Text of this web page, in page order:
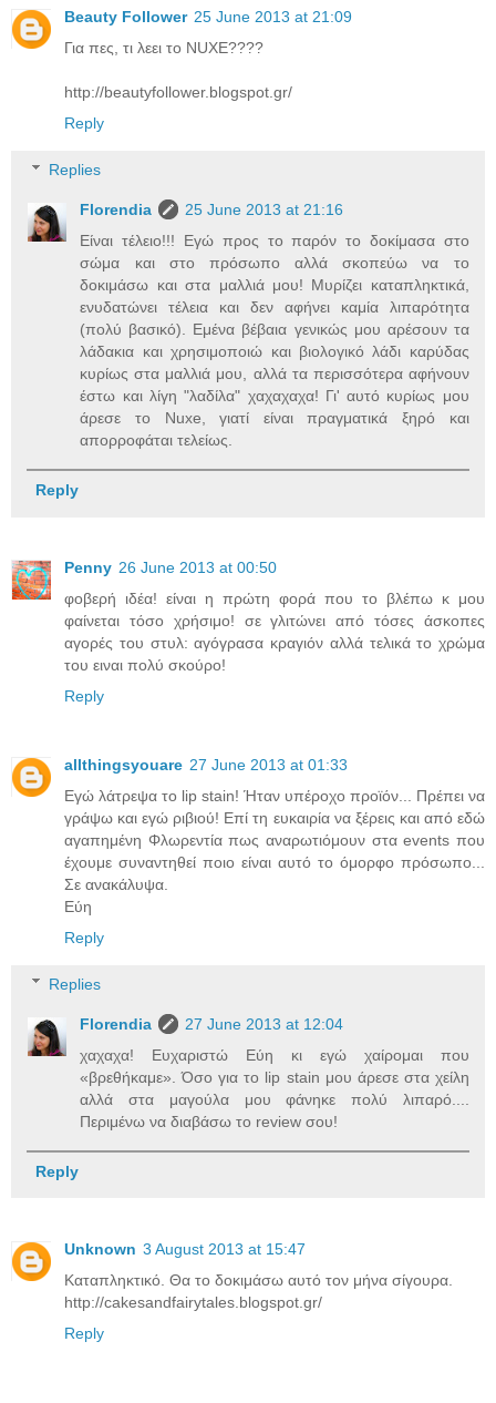
Beauty Follower 25 June 2013 at 21:09
Για πες, τι λεει το NUXE????
http://beautyfollower.blogspot.gr/
Reply
Replies
Florendia
25 June 2013 at 21:16
Είναι τέλειο!!! Εγώ προς το παρόν το δοκίμασα στο
σώμα και στο πρόσωπο αλλά σκοπεύω να το
δοκιμάσω και στα μαλλιά μου! Μυρίζει καταπληκτικά,
ενυδατώνει τέλεια και δεν αφήνει καμία λιπαρότητα
(πολύ βασικό). Εμένα βέβαια γενικώς μου αρέσουν τα
λάδακια και χρησιμοποιώ και βιολογικό λάδι καρύδας
κυρίως στα μαλλιά μου, αλλά τα περισσότερα αφήνουν
έστω και λίγη "λαδίλα" χαχαχαχα! Γι' αυτό κυρίως μου
άρεσε το Nuxe, γιατί είναι πραγματικά ξηρό και
απορροφάται τελείως.
Reply
Penny 26 June 2013 at 00:50
φοβερή ιδέα! είναι η πρώτη φορά που το βλέπω κ μου
φαίνεται τόσο χρήσιμο! σε γλιτώνει από τόσες άσκοπες
αγορές του στυλ: αγόγρασα κραγιόν αλλά τελικά το χρώμα
του ειναι πολύ σκούρο!
Reply
allthingsyouare 27 June 2013 at 01:33
Eγώ λάτρεψα το lip stain! Ήταν υπέροχο προϊόν... Πρέπει να
γράψω και εγώ ριβιού! Επί τη ευκαιρία να ξέρεις και από εδώ
αγαπημένη Φλωρεντία πως αναρωτιόμουν στα events που
έχουμε συναντηθεί ποιο είναι αυτό το όμορφο πρόσωπο...
Σε ανακάλυψα.
Εύη
Reply
Replies
Florendia
27 June 2013 at 12:04
χαχαχα! Ευχαριστώ Εύη κι εγώ χαίρομαι που
«βρεθήκαμε». Όσο για το lip stain μου άρεσε στα χείλη
αλλά στα μαγούλα μου φάνηκε πολύ λιπαρό....
Περιμένω να διαβάσω το review σου!
Reply
Unknown 3 August 2013 at 15:47
Καταπληκτικό. Θα το δοκιμάσω αυτό τον μήνα σίγουρα.
http://cakesandfairytales.blogspot.gr/
Reply